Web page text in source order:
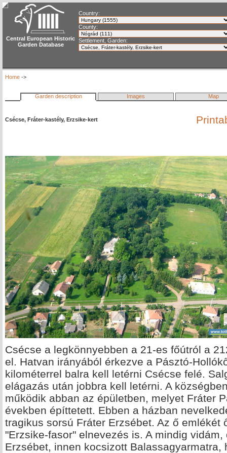
Central European Historic
Garden Database
Country:
County:
Settlement, Garden:
Home ->
Garden description Images Map
Csécse, Fráter-kastély, Erzsike-kert
Csécse a legkönnyebben a 21-es főútról a
el. Hatvan irányából érkezve a Pásztó-
kilométerrel balra kell letérni Csécse felé.
elágazás után jobbra kell letérni. A
működik abban az épületben, melyet Fráter
években építtetett. Ebben a házban
tragikus sorsú Fráter Erzsébet. Az ő emlékét
"Erzsike-fasor" elnevezés is. A mindig
Erzsébet, innen kocsizott Balassagyarmatra,